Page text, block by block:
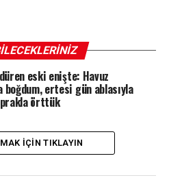
eski enişte: Havuz
boğdum, ertesi gün ablasıyla
örttük
IÇIN TIKLAYIN